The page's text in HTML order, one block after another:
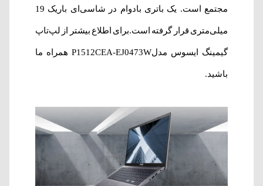
مجتمع است. یک باتری بادوام در شاسی‌ای باریک 19
میلی‌متری قرار گرفته است.‌برای اطلاع بیشتر از لپ‌تاپ
گیمینگ ایسوس مدلP1512CEA-EJ0473W همراه ما
باشید.